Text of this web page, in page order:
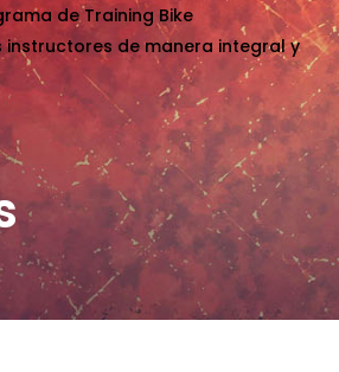
de Training Bike
de manera integral y